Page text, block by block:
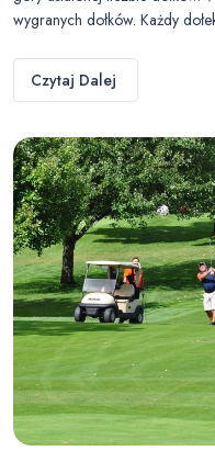
wygranych dołków. Każdy
Czytaj Dalej